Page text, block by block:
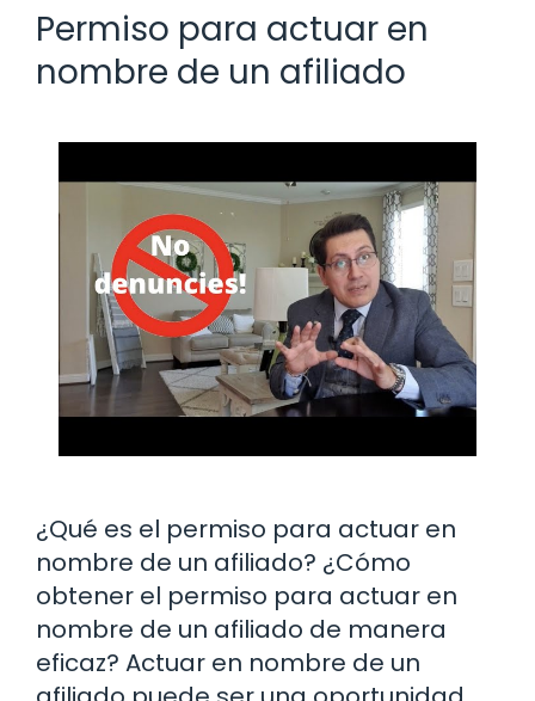
Permiso para actuar en
nombre de un afiliado
¿Qué es el permiso para actuar en
nombre de un afiliado? ¿Cómo
obtener el permiso para actuar en
nombre de un afiliado de manera
eficaz? Actuar en nombre de un